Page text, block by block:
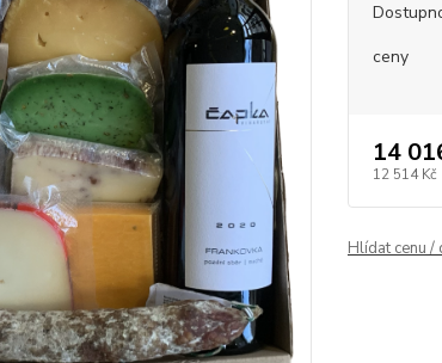
ceny
14
12 514 Kč
Hlídat cenu